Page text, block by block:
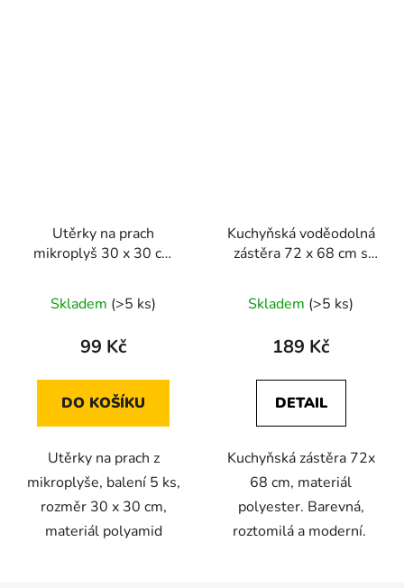
Utěrky na prach
mikroplyš 30 x 30 cm
Skladem (>5 ks)
99 Kč
DO KOŠÍKU
Utěrky na prach z
mikroplyše, balení 5 ks,
rozměr 30 x 30 cm,
materiál polyamid
Kuchyňská voděodolná
zástěra 72 x 68 cm s
Skladem (>5 ks)
189 Kč
DETAIL
Kuchyňská zástěra 72x
68 cm, materiál
polyester. Barevná,
roztomilá a moderní.